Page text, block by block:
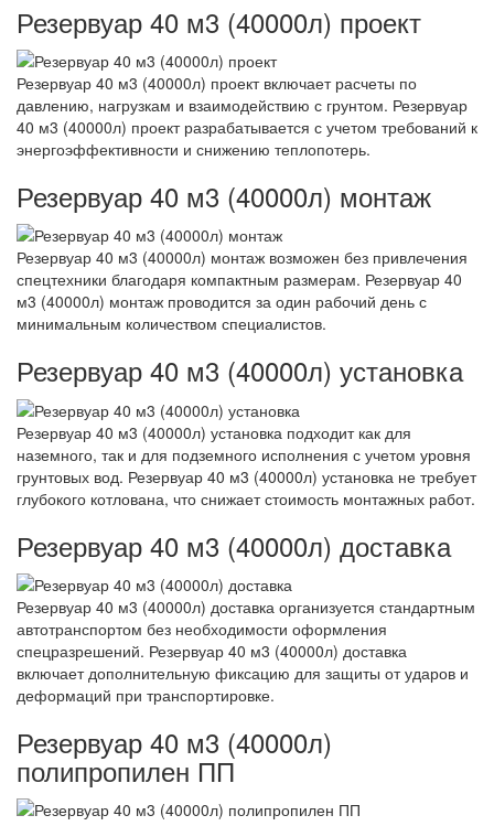
Резервуар 40 м3 (40000л) проект
Резервуар 40 м3 (40000л) проект включает расчеты по
давлению, нагрузкам и взаимодействию с грунтом. Резервуар
40 м3 (40000л) проект разрабатывается с учетом требований к
энергоэффективности и снижению теплопотерь.
Резервуар 40 м3 (40000л) монтаж
Резервуар 40 м3 (40000л) монтаж возможен без привлечения
спецтехники благодаря компактным размерам. Резервуар 40
м3 (40000л) монтаж проводится за один рабочий день с
минимальным количеством специалистов.
Резервуар 40 м3 (40000л) установка
Резервуар 40 м3 (40000л) установка подходит как для
наземного, так и для подземного исполнения с учетом уровня
грунтовых вод. Резервуар 40 м3 (40000л) установка не требует
глубокого котлована, что снижает стоимость монтажных работ.
Резервуар 40 м3 (40000л) доставка
Резервуар 40 м3 (40000л) доставка организуется стандартным
автотранспортом без необходимости оформления
спецразрешений. Резервуар 40 м3 (40000л) доставка
включает дополнительную фиксацию для защиты от ударов и
деформаций при транспортировке.
Резервуар 40 м3 (40000л)
полипропилен ПП